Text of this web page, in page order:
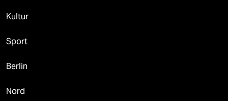
Kultur
Sport
Berlin
Nord